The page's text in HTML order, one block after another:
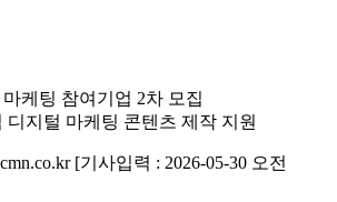
케팅 참여기업 2차 모집
디지털 마케팅 콘텐츠 제작 지원
[기사입력 : 2026-05-30 오전